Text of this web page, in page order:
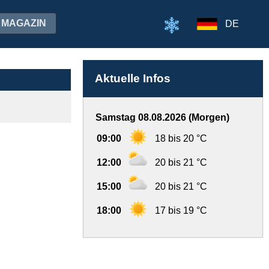
MAGAZIN DE
Aktuelle Infos
Samstag 08.08.2026 (Morgen)
09:00 18 bis 20 °C
12:00 20 bis 21 °C
15:00 20 bis 21 °C
18:00 17 bis 19 °C